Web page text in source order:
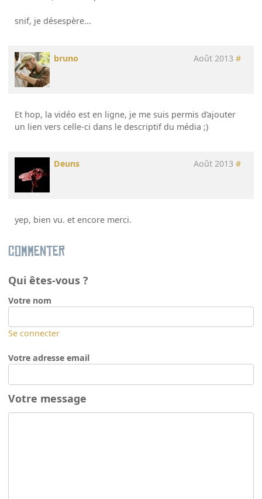
snif, je désespère...
bruno Août 2013 #
Et hop, la vidéo est en ligne, je me suis permis d’ajouter
un lien vers celle-ci dans le descriptif du média ;)
Deuns Août 2013 #
yep, bien vu. et encore merci.
Commenter
Qui êtes-vous ?
Votre nom
Se connecter
Votre adresse email
Votre message